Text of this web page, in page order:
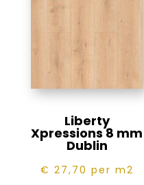
Liberty
Xpressions 8 mm
Dublin
€ 27,70 per m2